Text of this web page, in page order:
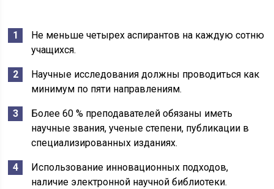
Не меньше четырех аспирантов на каждую сотню
учащихся.
Научные исследования должны проводиться как
минимум по пяти направлениям.
Более 60 % преподавателей обязаны иметь
научные звания, ученые степени, публикации в
специализированных изданиях.
Использование инновационных подходов,
наличие электронной научной библиотеки.